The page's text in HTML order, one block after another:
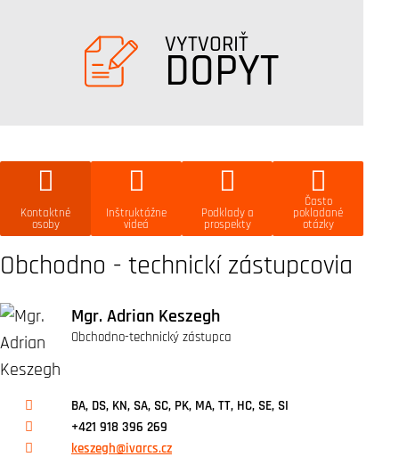
VYTVORIŤ
DOPYT
Kontaktné
osoby
Inštruktážne
videá
Podklady a
prospekty
Často
pokladané
otázky
Obchodno - technickí zástupcovia
Mgr. Adrian Keszegh
Obchodno-technický zástupca
BA, DS, KN, SA, SC, PK, MA, TT, HC, SE, SI
+421 918 396 269
keszegh@ivarcs.cz